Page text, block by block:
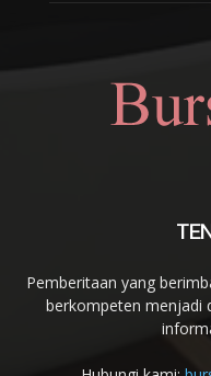
Pemberitaan yang
berkompeten menjadi